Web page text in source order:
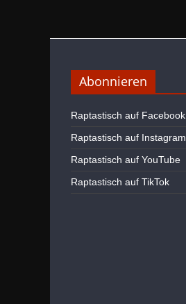
Abonnieren
Raptastisch auf Facebook
Raptastisch auf Instagram
Raptastisch auf YouTube
Raptastisch auf TikTok